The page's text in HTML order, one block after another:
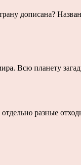
дописана?
Всю планету
отдельно разные